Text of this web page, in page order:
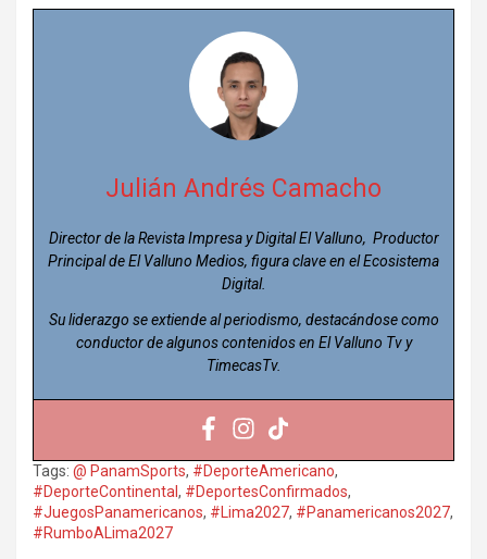
Julián Andrés Camacho
Director de la Revista Impresa y Digital El Valluno, Productor
Principal de El Valluno Medios, figura clave en el Ecosistema
Digital.
Su liderazgo se extiende al periodismo, destacándose como
conductor de algunos contenidos en El Valluno Tv y
TimecasTv.
Tags: @ PanamSports, #DeporteAmericano,
#DeporteContinental, #DeportesConfirmados,
#JuegosPanamericanos, #Lima2027, #Panamericanos2027,
#RumboALima2027